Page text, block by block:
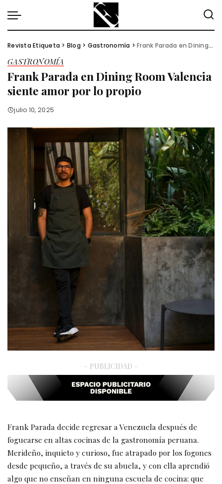
Revista Etiqueta > Blog > Gastronomía >Frank Parada en Dining Room Valencia siente amor por lo propio
GASTRONOMÍA
Frank Parada en Dining Room Valencia
siente amor por lo propio
julio 10, 2025
– PUBLICIDAD –
Frank Parada decide regresar a Venezuela después de
foguearse en altas cocinas de la gastronomía peruana.
Merideño, inquieto y curioso, fue atrapado por los fogones
desde pequeño, a través de su abuela, y con ella aprendió
algo que no enseñan en ninguna escuela de cocina: que